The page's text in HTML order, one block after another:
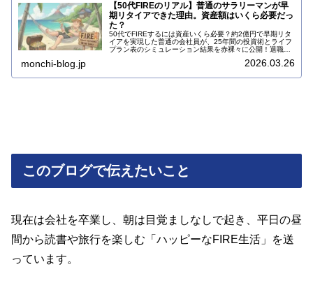
【50代FIREのリアル】普通のサラリーマンが早
期リタイアできた理由。資産額はいくら必要だっ
た？
50代でFIREするには資産いくら必要？約2億円で早期リタ
イアを実現した普通の会社員が、25年間の投資術とライフ
プラン表のシミュレーション結果を赤裸々に公開！退職後
monchi-blog.jp 2026.03.26
このブログで伝えたいこと
現在は会社を卒業し、朝は目覚ましなしで起き、平日の昼
間から読書や旅行を楽しむ「ハッピーなFIRE生活」を送
っています。